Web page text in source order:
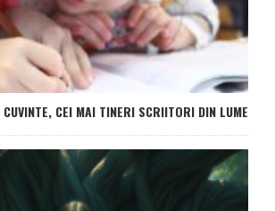
CEI MAI TINERI SCRIITORI DIN LUME